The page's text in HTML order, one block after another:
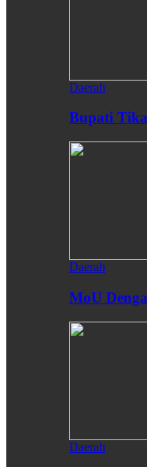
Daerah
Bupati
Daerah
MoU
Daerah